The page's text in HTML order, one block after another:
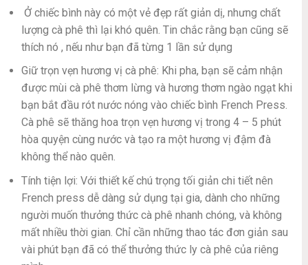
Ở chiếc bình này có một vẻ đẹp rất giản dị, nhưng chất
lượng cà phê thì lại khó quên. Tin chắc rằng bạn cũng sẽ
thích nó , nếu như bạn đã từng 1 lần sử dụng
Giữ trọn vẹn hương vị cà phê: Khi pha, bạn sẽ cảm nhận
được mùi cà phê thơm lừng và hương thơm ngào ngạt khi
bạn bắt đầu rót nước nóng vào chiếc bình French Press.
Cà phê sẽ thăng hoa trọn vẹn hương vị trong 4 – 5 phút
hòa quyện cùng nước và tạo ra một hương vị đậm đà
không thể nào quên.
Tính tiện lợi: Với thiết kế chú trọng tối giản chi tiết nên
French press dễ dàng sử dụng tại gia, dành cho những
người muốn thưởng thức cà phê nhanh chóng, và không
mất nhiều thời gian. Chỉ cần những thao tác đơn giản sau
vài phút bạn đã có thể thưởng thức ly cà phê của riêng